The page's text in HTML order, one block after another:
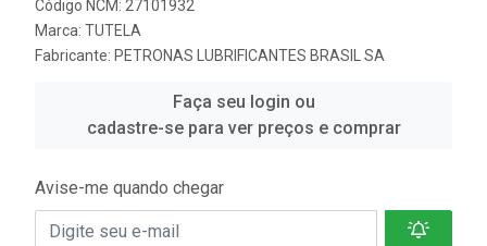
Código NCM: 27101932
Marca: TUTELA
Fabricante: PETRONAS LUBRIFICANTES BRASIL SA
Faça seu login ou
cadastre-se para ver preços e comprar
Avise-me quando chegar